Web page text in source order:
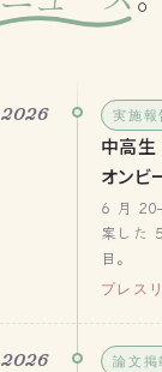
2026 実施報
中高生
オンビ
6 月
案した
目。
プレス
2026 論文掲